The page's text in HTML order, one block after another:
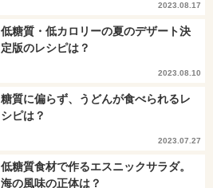
2023.08.17
低糖質・低カロリーの夏のデザート決
定版のレシピは？
2023.08.10
糖質に偏らず、うどんが食べられるレ
シピは？
2023.07.27
低糖質食材で作るエスニックサラダ。
海の風味の正体は？